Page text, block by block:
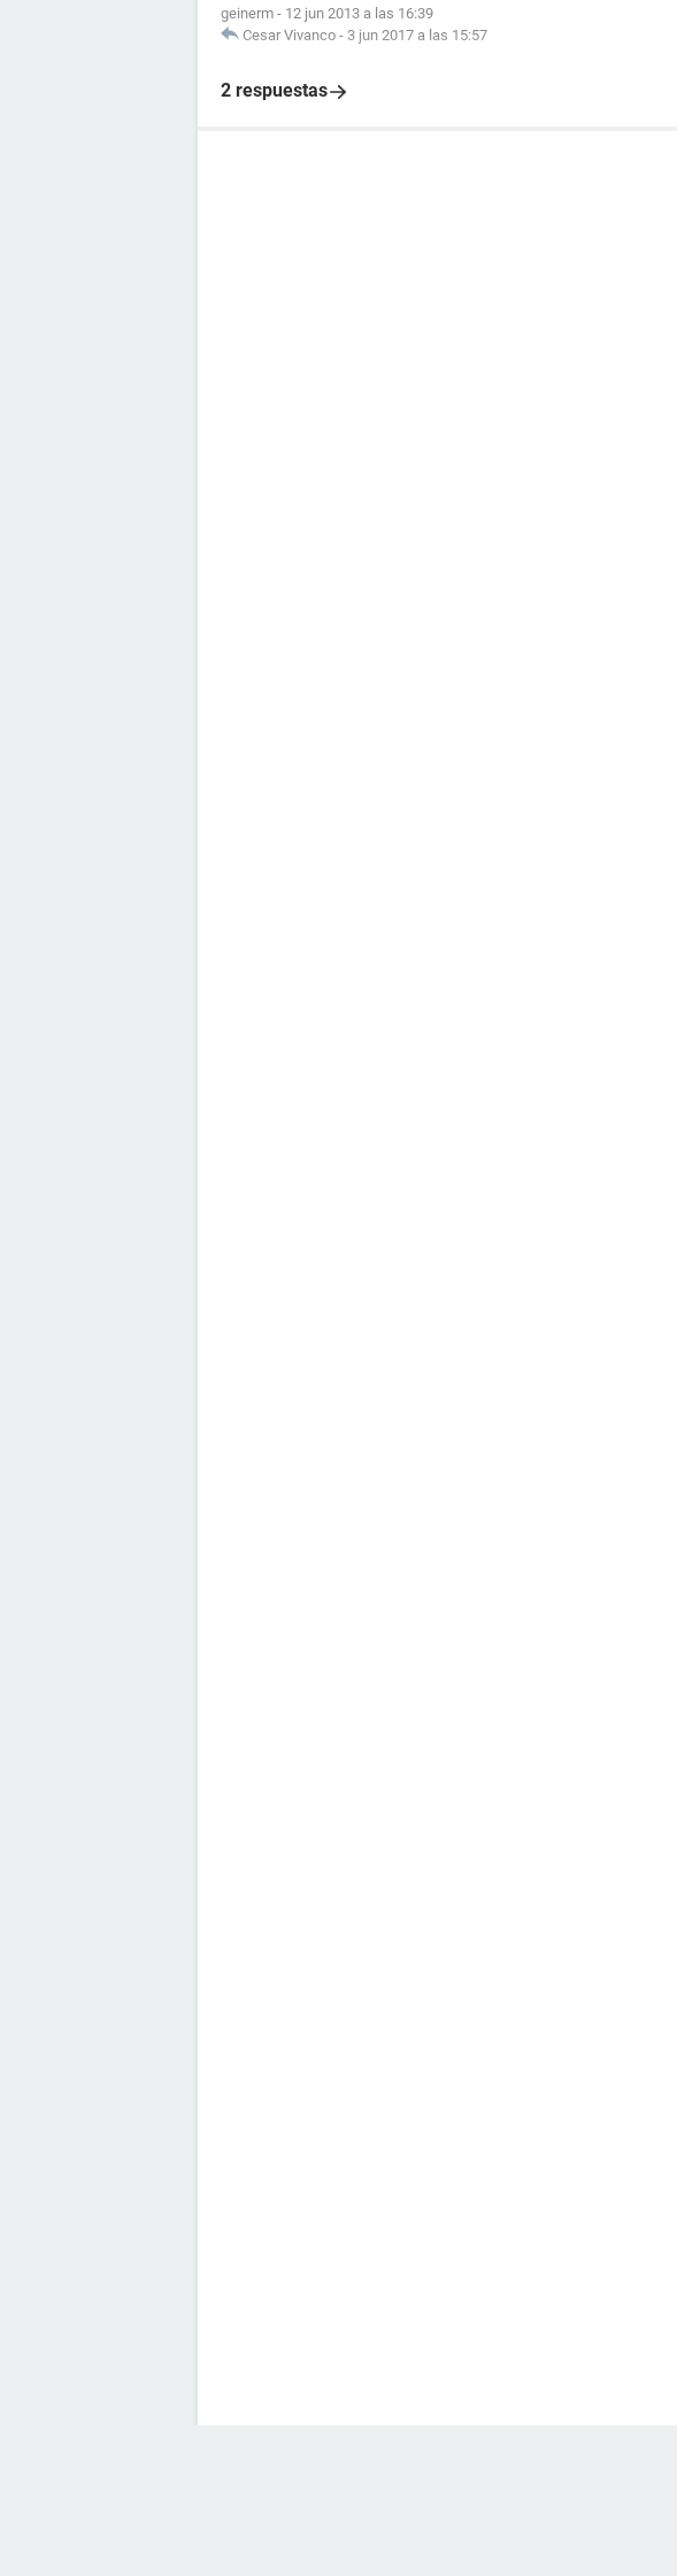
geinerm - 12 jun 2013 a las 16:39
Cesar Vivanco - 3 jun 2017 a las 15:57
2 respuestas